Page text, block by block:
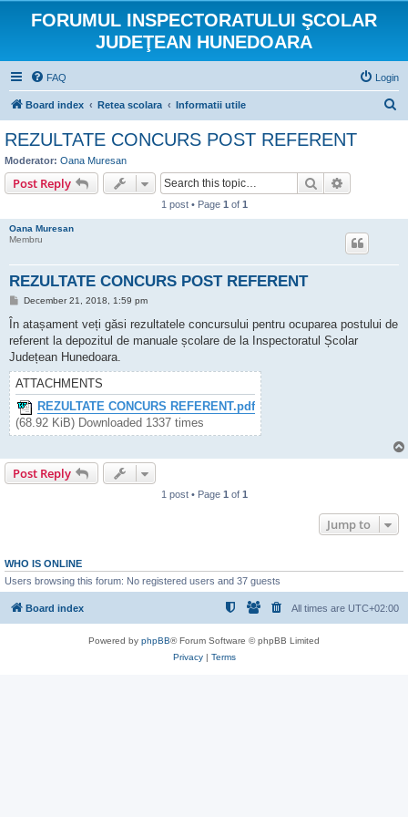
FORUMUL INSPECTORATULUI ŞCOLAR
JUDEŢEAN HUNEDOARA
FAQ Login
Board index Retea scolara Informatii utile
REZULTATE CONCURS POST REFERENT
Moderator: Oana Muresan
Post Reply Search
1 post • Page 1 of 1
Oana Muresan
Membru
REZULTATE CONCURS POST REFERENT
P
s
December 21, 2018, 1:59 pm
În atașament veți găsi rezultatele concursului pentru ocuparea postului de
referent la depozitul de manuale școlare de la Inspectoratul Școlar
Județean Hunedoara.
ATTACHMENTS
REZULTATE CONCURS REFERENT.pdf
(68.92 KiB) Downloaded 1337 times
Post Reply
1 post • Page 1 of 1
Jump to
WHO IS ONLINE
Users browsing this forum: No registered users and 37 guests
Board index All times are UTC+02:00
Powered by phpBB® Forum Software © phpBB Limited
Privacy| Terms